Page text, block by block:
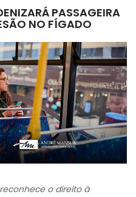
PASSAGEIRA
NO FÍGADO
o direito à